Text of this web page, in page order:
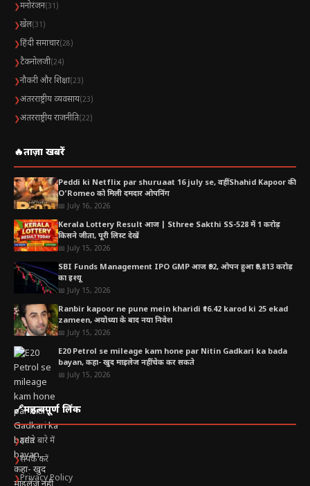
❯मनोरंजन(31)
❯खेल(31)
❯हिंदी समाचार(28)
❯टैकनोलजी(24)
❯नौकरी और शिक्षा(23)
❯अंतरराष्ट्रीय व्यवसाय(23)
❯अंतरराष्ट्रीय राजनीति(22)
🔥ताज़ा खबरें
Peddi ki Netflix par shuruaat 16 july se, वहीं Shahid Kapoor की
O’Romeo को मिली दमदार ओपनिंग
📅 July 16, 2026
Kerala Lottery Result आज | Sthree Sakthi SS-528 में 1 करोड़
किसने जीता, पूरी लिस्ट देखें
📅 July 15, 2026
SBI Funds Management IPO GMP आज ₹92, ओपन हुआ ₹9,813 करोड़
का इश्यू
📅 July 15, 2026
Ranbir kapoor ne pune mein kharidi ₹16.42 karod ki 25 ekad
zameen, अयोध्या के बाद नया निवेश
📅 July 15, 2026
E20 Petrol se mileage kam hone par Nitin Gadkari ka bada
bayan, कहा- खुद माइलेज नहीं चेक कर सकते
📅 July 15, 2026
🔗महत्वपूर्ण लिंक
❯हमारे बारे में
❯संपर्क करें
❯Privacy Policy